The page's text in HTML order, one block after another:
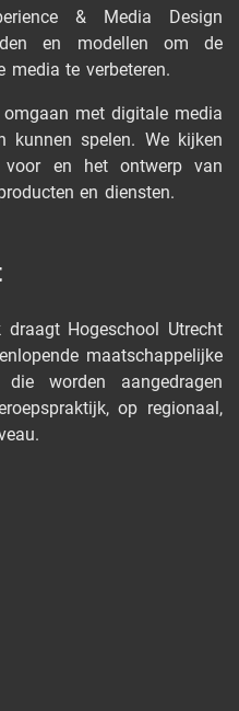
& Media Design
en modellen om de
media te verbeteren.
met digitale media
kunnen spelen. We kijken
en het ontwerp van
en diensten.
draagt Hogeschool Utrecht
maatschappelijke
die worden aangedragen
op regionaal,